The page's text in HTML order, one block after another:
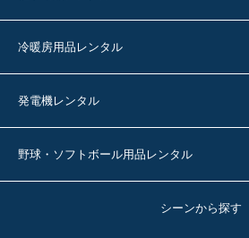
冷暖房用品レンタル
発電機レンタル
野球・ソフトボール用品レンタル
シーンから探す